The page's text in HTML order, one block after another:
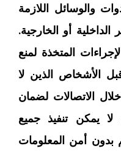
والوسائل اللازمة
أو الخارجية.
المتخذة لمنع
الأشخاص الذين لا
الاتصالات لضمان
يمكن تنفيذ جميع
بدون أمن المعلومات